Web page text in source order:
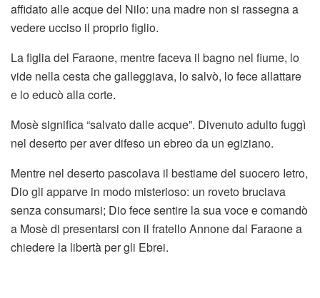
affidato alle acque del Nilo: una madre non si rassegna a
vedere ucciso il proprio figlio.
La figlia del Faraone, mentre faceva il bagno nel fiume, lo
vide nella cesta che galleggiava, lo salvò, lo fece allattare
e lo educò alla corte.
Mosè significa “salvato dalle acque”. Divenuto adulto fuggì
nel deserto per aver difeso un ebreo da un egiziano.
Mentre nel deserto pascolava il bestiame del suocero Ietro,
Dio gli apparve in modo misterioso: un roveto bruciava
senza consumarsi; Dio fece sentire la sua voce e comandò
a Mosè di presentarsi con il fratello Annone dal Faraone a
chiedere la libertà per gli Ebrei.